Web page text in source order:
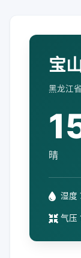
宝
黑龙江
晴
湿度
气压